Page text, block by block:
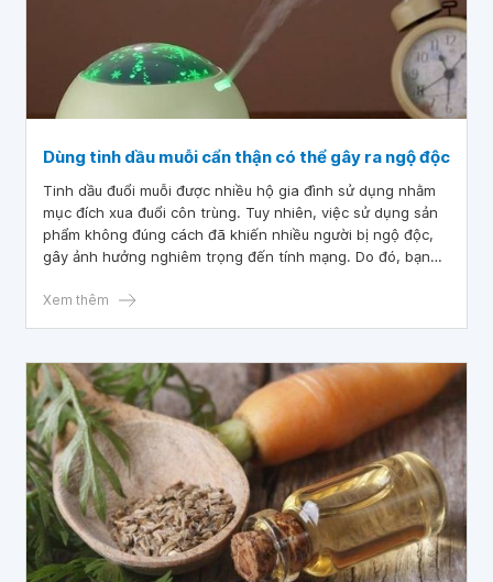
Dùng tinh dầu muỗi cẩn thận có thể gây ra ngộ độc
Tinh dầu đuổi muỗi được nhiều hộ gia đình sử dụng nhằm
mục đích xua đuổi côn trùng. Tuy nhiên, việc sử dụng sản
phẩm không đúng cách đã khiến nhiều người bị ngộ độc,
gây ảnh hưởng nghiêm trọng đến tính mạng. Do đó, bạn
đuổi muỗi.
Xem thêm